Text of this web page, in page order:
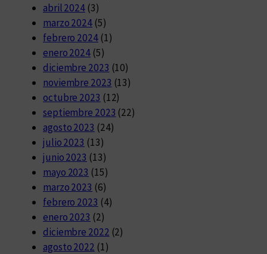
abril 2024 (3)
marzo 2024 (5)
febrero 2024(1)
enero 2024 (5)
diciembre 2023 (10)
noviembre 2023 (13)
octubre 2023 (12)
septiembre 2023 (22)
agosto 2023 (24)
julio 2023 (13)
junio 2023 (13)
mayo 2023 (15)
marzo 2023 (6)
febrero 2023 (4)
enero 2023 (2)
diciembre 2022 (2)
agosto 2022 (1)